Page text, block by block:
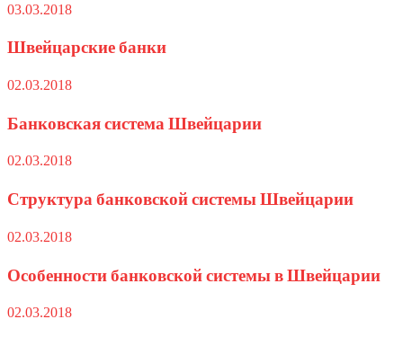
03.03.2018
Швейцарские банки
02.03.2018
Банковская система Швейцарии
02.03.2018
Структура банковской системы Швейцарии
02.03.2018
Особенности банковской системы в Швейцарии
02.03.2018